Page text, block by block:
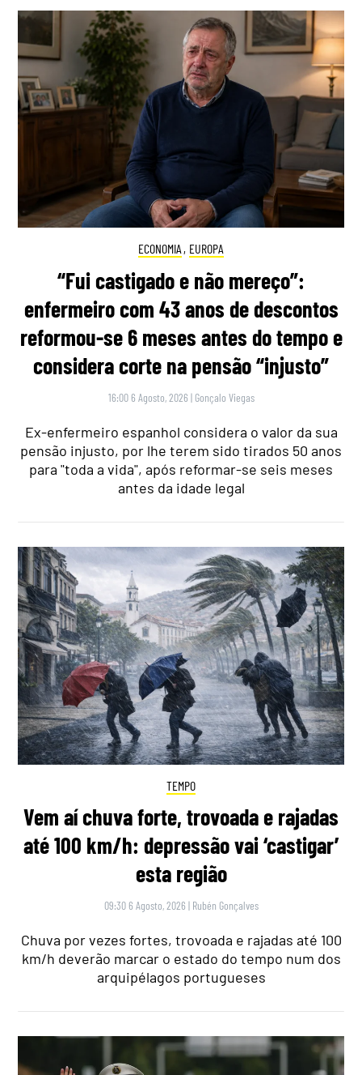
ECONOMIA , EUROPA
“Fui castigado e não mereço”:
enfermeiro com 43 anos de descontos
reformou-se 6 meses antes do tempo e
considera corte na pensão “injusto”
16:00 6 Agosto, 2026 | Gonçalo Viegas
Ex-enfermeiro espanhol considera o valor da sua
pensão injusto, por lhe terem sido tirados 50 anos
para "toda a vida", após reformar-se seis meses
antes da idade legal
TEMPO
Vem aí chuva forte, trovoada e rajadas
até 100 km/h: depressão vai ‘castigar’
esta região
09:30 6 Agosto, 2026 | Rubén Gonçalves
Chuva por vezes fortes, trovoada e rajadas até 100
km/h deverão marcar o estado do tempo num dos
arquipélagos portugueses